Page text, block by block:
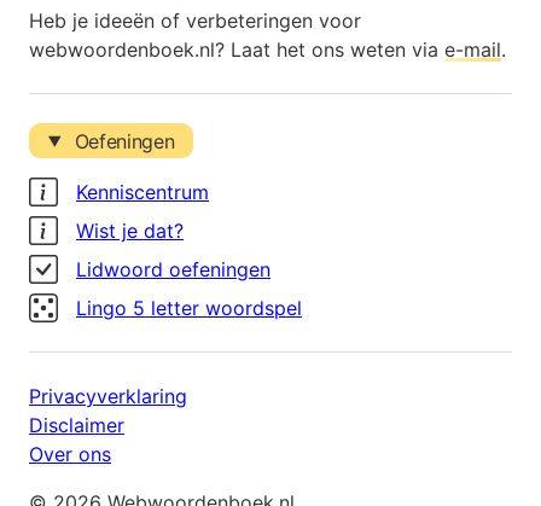
Heb je ideeën of verbeteringen voor
webwoordenboek.nl? Laat het ons weten via e-mail.
Oefeningen
Kenniscentrum
Wist je dat?
Lidwoord oefeningen
Lingo 5 letter woordspel
Privacyverklaring
Disclaimer
Over ons